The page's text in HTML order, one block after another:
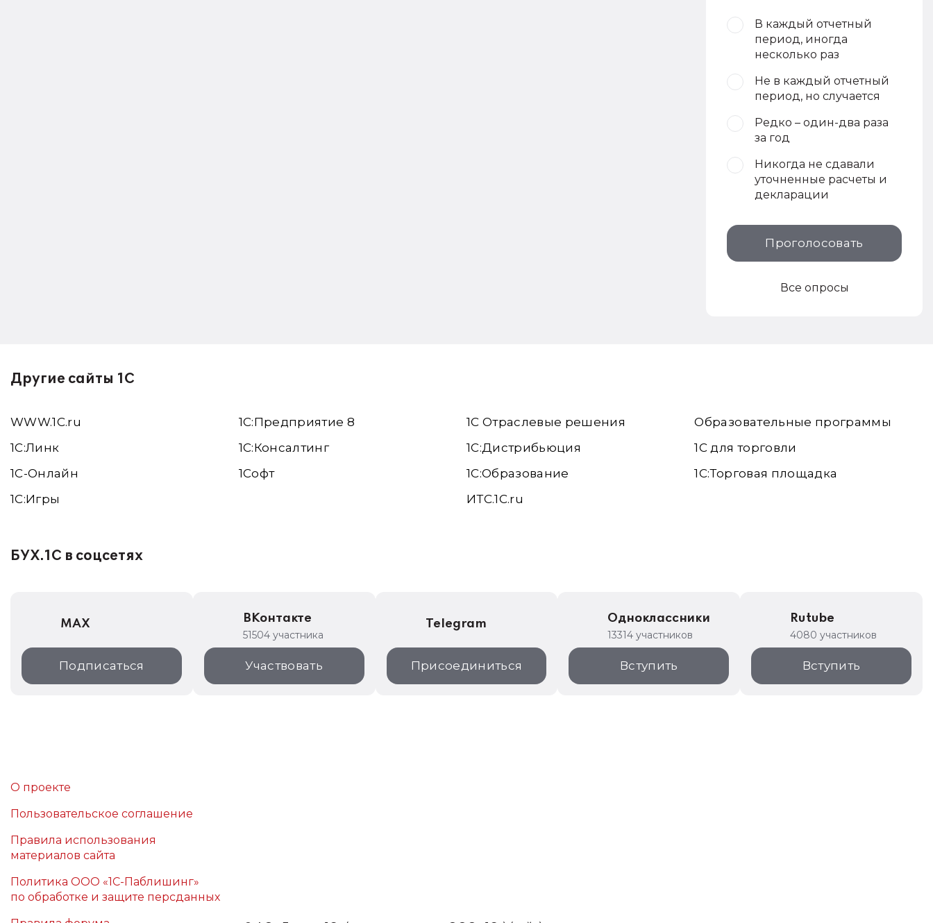
В каждый отчетный
период, иногда
несколько раз
Не в каждый отчетный
период, но случается
Редко – один-два раза
за год
Никогда не сдавали
уточненные расчеты и
декларации
Проголосовать
Все опросы
Другие сайты 1С
WWW.1С.ru
1С:Линк
1С-Онлайн
1C:Игры
1С:Предприятие 8
1С:Консалтинг
1Софт
1С Отраслевые решения
1С:Дистрибьюция
1С:Образование
ИТС.1C.ru
Образовательные программы
1С для торговли
1С:Торговая площадка
БУХ.1С в соцсетях
MAX
Подписаться
ВКонтакте
51504 участника
Участвовать
Telegram
Присоединиться
Одноклассники
13314 участников
Вступить
Rutube
4080 участников
Вступить
О проекте
Пользовательское соглашение
Правила использования
материалов сайта
Политика ООО «1С-Паблишинг»
по обработке и защите персданных